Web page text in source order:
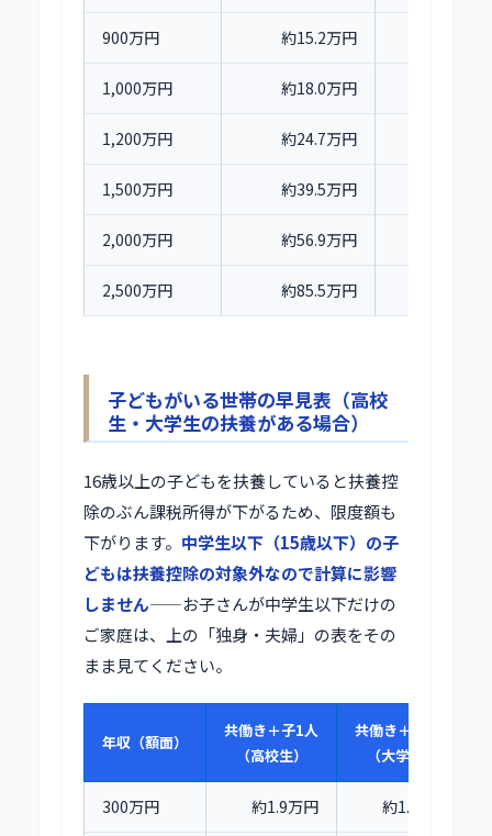
900万円 約15.2万円
1,000万円 約18.0万円
1,200万円 約24.7万円
1,500万円 約39.5万円
2,000万円 約56.9万円
2,500万円 約85.5万円
子どもがいる世帯の早見表（高校
生・大学生の扶養がある場合）
16歳以上の子どもを扶養していると扶養控
除のぶん課税所得が下がるため、限度額も
下がります。 中学生以下（15歳以下）の子
どもは扶養控除の対象外なので計算に影響
しません——お子さんが中学生以下だけの
ご家庭は、上の「独身・夫婦」の表をその
まま見てください。
年収（額面）
共働き＋子1人
（高校生）
共働き＋子1人
（大学生）
300万円 約1.9万円 約1.5万円